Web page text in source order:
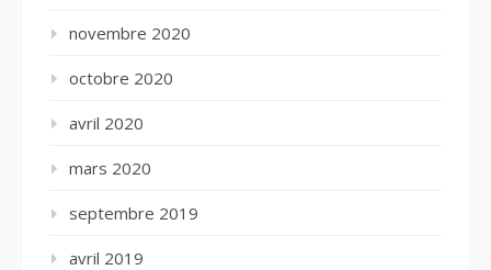
novembre 2020
octobre 2020
avril 2020
mars 2020
septembre 2019
avril 2019